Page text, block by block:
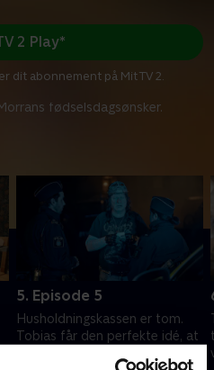
fødselsdagsønsker.
2 Play*
dit abonnement på Mit TV 2.
5. Episode 5
Husholdningskassen er tom.
Tobias får den perfekte idé, at